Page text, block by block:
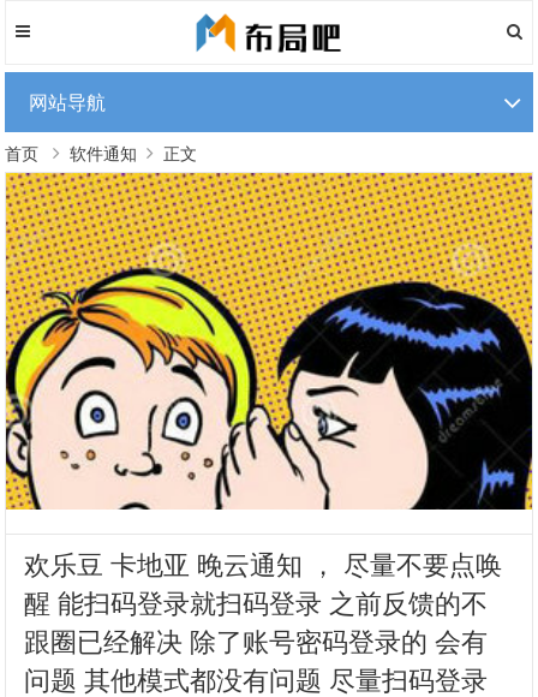
网站导航
首页 软件通知 正文
欢乐豆 卡地亚 晚云通知 ， 尽量不要点唤
醒 能扫码登录就扫码登录 之前反馈的不
跟圈已经解决 除了账号密码登录的 会有
问题 其他模式都没有问题 尽量扫码登录